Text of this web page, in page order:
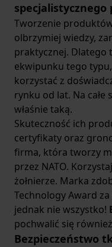
specjalistycznego
Tworzenie
olbrzymiej wiedzy,
praktycznej. Dlatego
ekwipunku tego
korzystać z
rynku od lat. Na całe
właśnie taką.
Skuteczność ich
certyfikaty oraz
firma, która tworzy
przez NATO.
żołnierze. Marka
Technology Award
jednak nie wszystko!
pochwalić się
Bezpieczeństwo